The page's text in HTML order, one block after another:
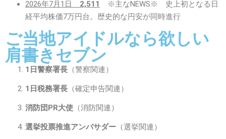
2026年7月1日 2,511
※主なNEWS※ 史上初となる日
経平均株価7万円台。歴史的な円安が同時進行
ご当地アイドルなら欲しい
肩書きセブン
1日警察署長 （警察関連）
1日税務署長 （確定申告関連）
消防団PR大使 （消防関連）
選挙投票推進アンバサダー （選挙関連）